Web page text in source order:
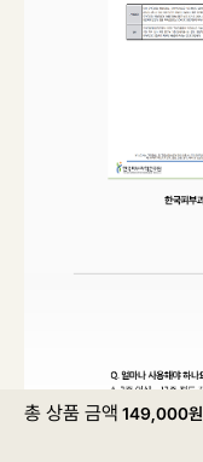
총 상품 금액 149,000원